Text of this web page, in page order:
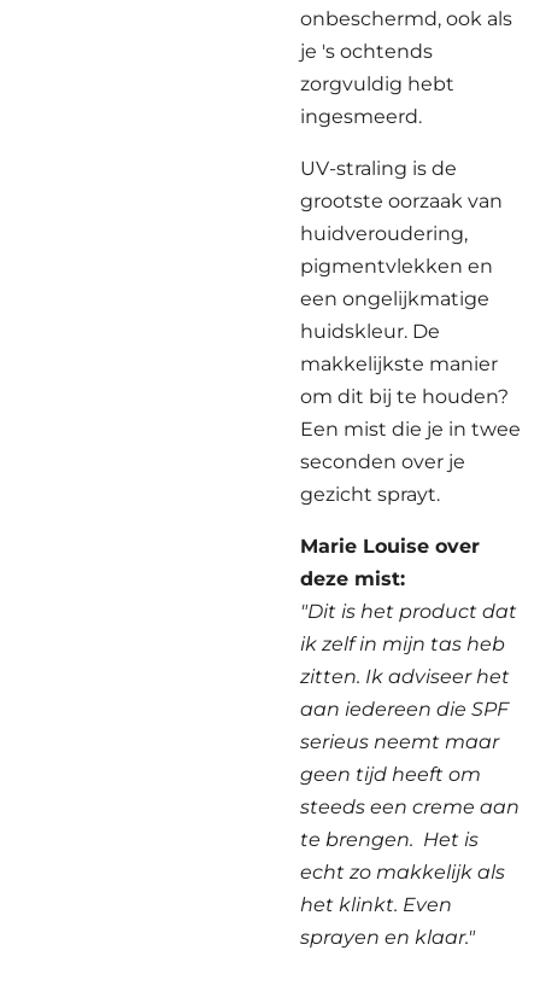
onbeschermd, ook als
je 's ochtends
zorgvuldig hebt
ingesmeerd.
UV-straling is de
grootste oorzaak van
huidveroudering,
pigmentvlekken en
een ongelijkmatige
huidskleur. De
makkelijkste manier
om dit bij te houden?
Een mist die je in twee
seconden over je
gezicht sprayt.
Marie Louise over
deze mist:
"Dit is het product dat
ik zelf in mijn tas heb
zitten. Ik adviseer het
aan iedereen die SPF
serieus neemt maar
geen tijd heeft om
steeds een creme aan
te brengen. Het is
echt zo makkelijk als
het klinkt. Even
sprayen en klaar."